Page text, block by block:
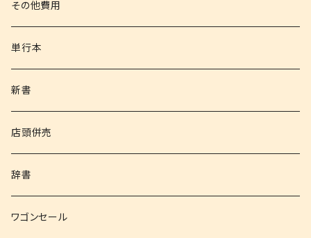
その他書籍
書籍以外
その他費用
単行本
新書
店頭併売
辞書
ワゴンセール